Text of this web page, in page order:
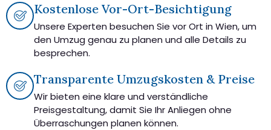
Kostenlose Vor-Ort-Besichtigung
Unsere Experten besuchen Sie vor Ort in Wien, um
den Umzug genau zu planen und alle Details zu
besprechen.
Transparente Umzugskosten & Preise
Wir bieten eine klare und verständliche
Preisgestaltung, damit Sie Ihr Anliegen ohne
Überraschungen planen können.